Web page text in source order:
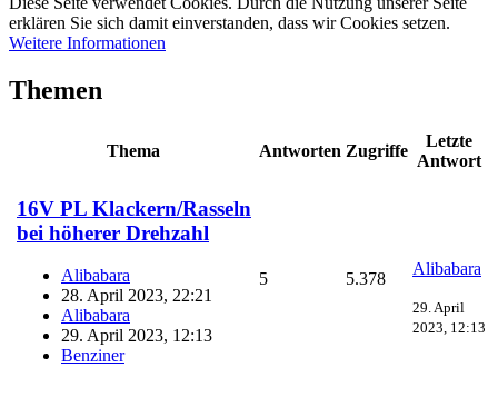
erklären Sie sich damit einverstanden, dass wir Cookies setzen.
Weitere Informationen
Themen
Thema Antworten Zugriffe
Letzte
Antwort
16V PL Klackern/Rasseln
bei höherer Drehzahl
Alibabara
28. April 2023, 22:21
Alibabara
29. April 2023, 12:13
Benziner
5 5.378
Alibabara
29. April
2023, 12:13